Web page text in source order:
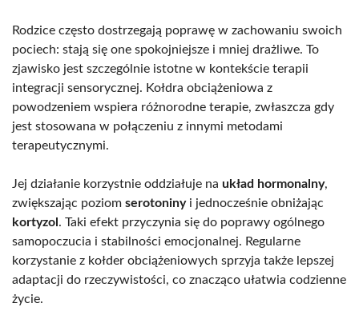
Rodzice często dostrzegają poprawę w zachowaniu swoich
pociech: stają się one spokojniejsze i mniej drażliwe. To
zjawisko jest szczególnie istotne w kontekście terapii
integracji sensorycznej. Kołdra obciążeniowa z
powodzeniem wspiera różnorodne terapie, zwłaszcza gdy
jest stosowana w połączeniu z innymi metodami
terapeutycznymi.
Jej działanie korzystnie oddziałuje na układ hormonalny,
zwiększając poziom serotoninyi jednocześnie obniżając
kortyzol . Taki efekt przyczynia się do poprawy ogólnego
samopoczucia i stabilności emocjonalnej. Regularne
korzystanie z kołder obciążeniowych sprzyja także lepszej
adaptacji do rzeczywistości, co znacząco ułatwia codzienne
życie.